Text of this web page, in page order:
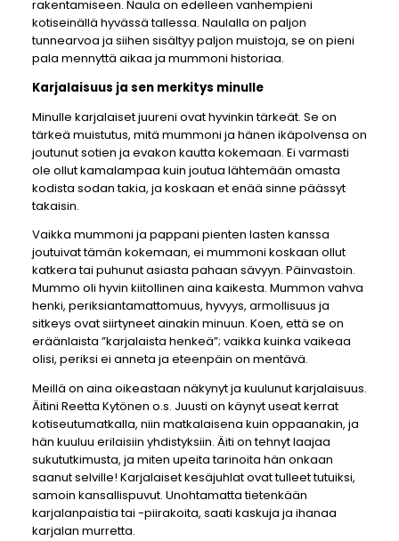
rakentamiseen. Naula on edelleen vanhempieni
kotiseinällä hyvässä tallessa. Naulalla on paljon
tunnearvoa ja siihen sisältyy paljon muistoja, se on pieni
pala mennyttä aikaa ja mummoni historiaa.
Karjalaisuus ja sen merkitys minulle
Minulle karjalaiset juureni ovat hyvinkin tärkeät. Se on
tärkeä muistutus, mitä mummoni ja hänen ikäpolvensa on
joutunut sotien ja evakon kautta kokemaan. Ei varmasti
ole ollut kamalampaa kuin joutua lähtemään omasta
kodista sodan takia, ja koskaan et enää sinne päässyt
takaisin.
Vaikka mummoni ja pappani pienten lasten kanssa
joutuivat tämän kokemaan, ei mummoni koskaan ollut
katkera tai puhunut asiasta pahaan sävyyn. Päinvastoin.
Mummo oli hyvin kiitollinen aina kaikesta. Mummon vahva
henki, periksiantamattomuus, hyvyys, armollisuus ja
sitkeys ovat siirtyneet ainakin minuun. Koen, että se on
eräänlaista ”karjalaista henkeä”; vaikka kuinka vaikeaa
olisi, periksi ei anneta ja eteenpäin on mentävä.
Meillä on aina oikeastaan näkynyt ja kuulunut karjalaisuus.
Äitini Reetta Kytönen o.s. Juusti on käynyt useat kerrat
kotiseutumatkalla, niin matkalaisena kuin oppaanakin, ja
hän kuuluu erilaisiin yhdistyksiin. Äiti on tehnyt laajaa
sukututkimusta, ja miten upeita tarinoita hän onkaan
saanut selville! Karjalaiset kesäjuhlat ovat tulleet tutuiksi,
samoin kansallispuvut. Unohtamatta tietenkään
karjalanpaistia tai -piirakoita, saati kaskuja ja ihanaa
karjalan murretta.